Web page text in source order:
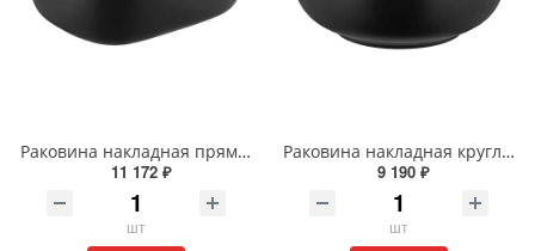
Раковина накладная прямоугольная Wonzon & Woghand TAHOE WW-RN41286-MB черная матовая
11 172 ₽
шт
Раковина накладная круглая Wonzon & Woghand ERIE WW-RN4076-MB черная матовая
9 190 ₽
шт